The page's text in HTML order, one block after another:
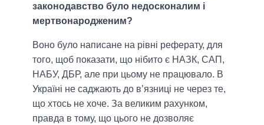
законодавство було недосконалим і
мертвонародженим?
Воно було написане на рівні реферату, для
того, щоб показати, що нібито є НАЗК, САП,
НАБУ, ДБР, але при цьому не працювало. В
Україні не саджають до в’язниці не через те,
що хтось не хоче. За великим рахунком,
правда в тому, що цього не дозволяє